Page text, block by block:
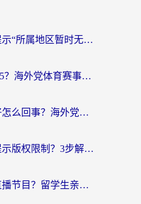
海外听喜马拉雅总提示“所属地区暂时无版权”？这个限制解除方法亲测有效！
在韩国怎么看CCTV5？海外党体育赛事+中文解说观看终极指南
咪咕音乐国外听不好怎么回事？海外党听歌自由的终极解决方案来了
海外听喜马拉雅总提示版权限制？3步解决+2个音乐平台问题全攻略
在国外如何看国内直播节目？留学生亲测有效的追剧加速指南